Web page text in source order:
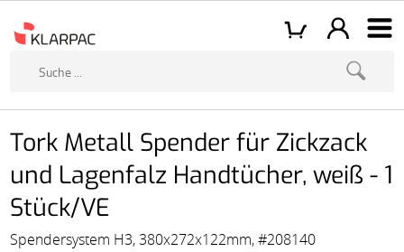
Tork Metall Spender für Zickzack
und Lagenfalz Handtücher, weiß - 1
Stück/VE
Spendersystem H3, 380x272x122mm, #208140